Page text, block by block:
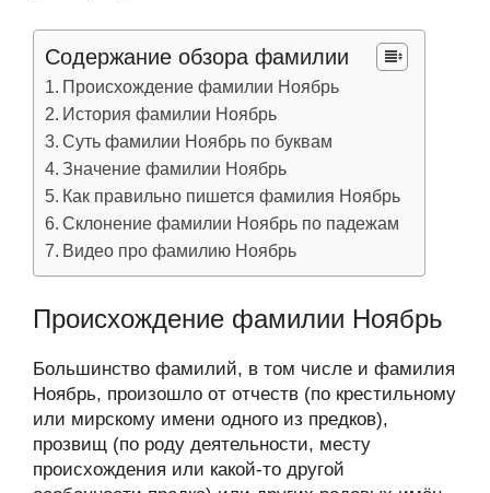
Содержание обзора фамилии
Происхождение фамилии Ноябрь
История фамилии Ноябрь
Суть фамилии Ноябрь по буквам
Значение фамилии Ноябрь
Как правильно пишется фамилия Ноябрь
Склонение фамилии Ноябрь по падежам
Видео про фамилию Ноябрь
Происхождение фамилии Ноябрь
Большинство фамилий, в том числе и фамилия
Ноябрь, произошло от отчеств (по крестильному
или мирскому имени одного из предков),
прозвищ (по роду деятельности, месту
происхождения или какой-то другой